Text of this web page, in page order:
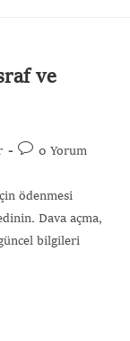
ve
0 Yorum
ödenmesi
Dava açma,
bilgileri